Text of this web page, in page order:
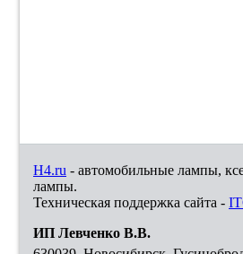
H4.ru - автомобильные лампы,
лампы.
Техническая поддержка сайта -
ИП Левченко В.В.